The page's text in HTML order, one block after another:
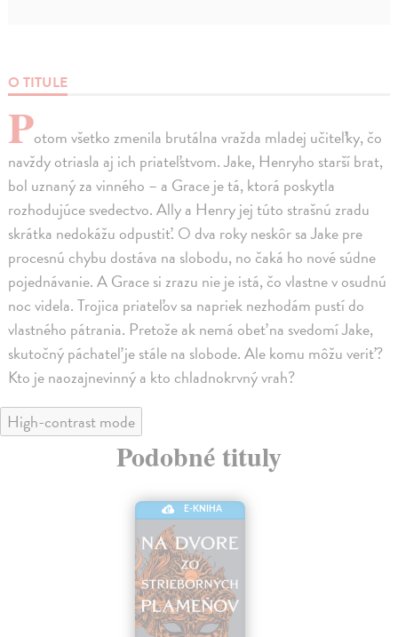
O TITULE
Potom všetko zmenila brutálna vražda mladej učiteľky, čo
navždy otriasla aj ich priateľstvom. Jake, Henryho starší brat,
bol uznaný za vinného – a Grace je tá, ktorá poskytla
rozhodujúce svedectvo. Ally a Henry jej túto strašnú zradu
skrátka nedokážu odpustiť. O dva roky neskôr sa Jake pre
procesnú chybu dostáva na slobodu, no čaká ho nové súdne
pojednávanie. A Grace si zrazu nie je istá, čo vlastne v osudnú
noc videla. Trojica priateľov sa napriek nezhodám pustí do
vlastného pátrania. Pretože ak nemá obeť na svedomí Jake,
skutočný páchateľ je stále na slobode. Ale komu môžu veriť?
Kto je naozajnevinný a kto chladnokrvný vrah?
High-contrast mode
Podobné tituly
E-KNIHA